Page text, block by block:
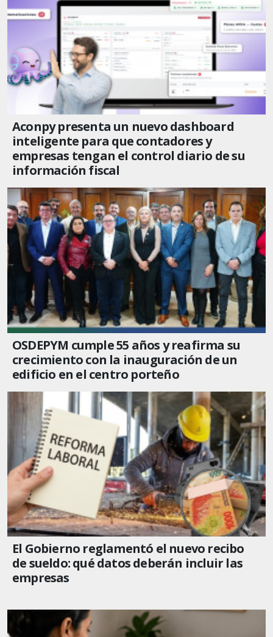
Aconpy presenta un nuevo dashboard
inteligente para que contadores y
empresas tengan el control diario de su
información fiscal
OSDEPYM cumple 55 años y reafirma su
crecimiento con la inauguración de un
edificio en el centro porteño
El Gobierno reglamentó el nuevo recibo
de sueldo: qué datos deberán incluir las
empresas